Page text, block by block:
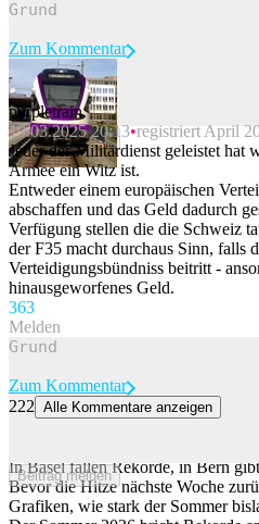
Beitrag melden
Zum Kommentar
purpletrain
19.03.2025 20:13 registriert April
Jeder der Militärdienst geleistet hat
Armee ein Witz ist.
Entweder einem europäischen
abschaffen und das Geld dadurch
Verfügung stellen die die Schweiz
der F35 macht durchaus Sinn, falls
Verteidigungsbündniss beitritt -
hinausgeworfenes Geld.
363
Melden
Beitrag melden
Zum Kommentar
222 Alle Kommentare anzeigen
In Basel fallen Rekorde, in Bern
Bevor die Hitze nächste Woche
Grafiken, wie stark der Sommer